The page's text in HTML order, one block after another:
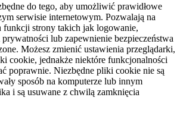
do tego, aby umożliwić prawidłowe
serwisie internetowym. Pozwalają na
funkcji strony takich jak logowanie,
lub zapewnienie bezpieczeństwa
Możesz zmienić ustawienia przeglądarki,
cookie, jednakże niektóre funkcjonalności
poprawnie. Niezbędne pliki cookie nie są
sposób na komputerze lub innym
i są usuwane z chwilą zamknięcia